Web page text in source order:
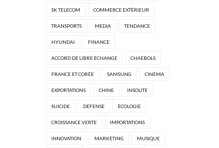
SK TELECOM COMMERCE EXTÉRIEUR
TRANSPORTS MEDIA TENDANCE
HYUNDAI FINANCE
ACCORD DE LIBRE ÉCHANGE CHAEBOLS
FRANCE ET CORÉE SAMSUNG CINÉMA
EXPORTATIONS CHINE INSOLITE
SUICIDE DÉFENSE ÉCOLOGIE
CROISSANCE VERTE IMPORTATIONS
INNOVATION MARKETING MUSIQUE